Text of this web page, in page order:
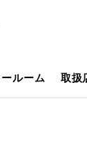
ルーム 取扱